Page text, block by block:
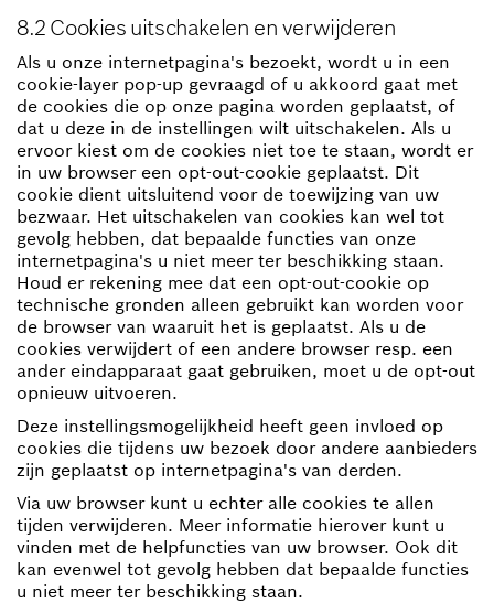
8.2 Cookies uitschakelen en verwijderen
Als u onze internetpagina's bezoekt, wordt u in een
cookie-layer pop-up gevraagd of u akkoord gaat met
de cookies die op onze pagina worden geplaatst, of
dat u deze in de instellingen wilt uitschakelen. Als u
ervoor kiest om de cookies niet toe te staan, wordt er
in uw browser een opt-out-cookie geplaatst. Dit
cookie dient uitsluitend voor de toewijzing van uw
bezwaar. Het uitschakelen van cookies kan wel tot
gevolg hebben, dat bepaalde functies van onze
internetpagina's u niet meer ter beschikking staan.
Houd er rekening mee dat een opt-out-cookie op
technische gronden alleen gebruikt kan worden voor
de browser van waaruit het is geplaatst. Als u de
cookies verwijdert of een andere browser resp. een
ander eindapparaat gaat gebruiken, moet u de opt-out
opnieuw uitvoeren.
Deze instellingsmogelijkheid heeft geen invloed op
cookies die tijdens uw bezoek door andere aanbieders
zijn geplaatst op internetpagina's van derden.
Via uw browser kunt u echter alle cookies te allen
tijden verwijderen. Meer informatie hierover kunt u
vinden met de helpfuncties van uw browser. Ook dit
kan evenwel tot gevolg hebben dat bepaalde functies
u niet meer ter beschikking staan.